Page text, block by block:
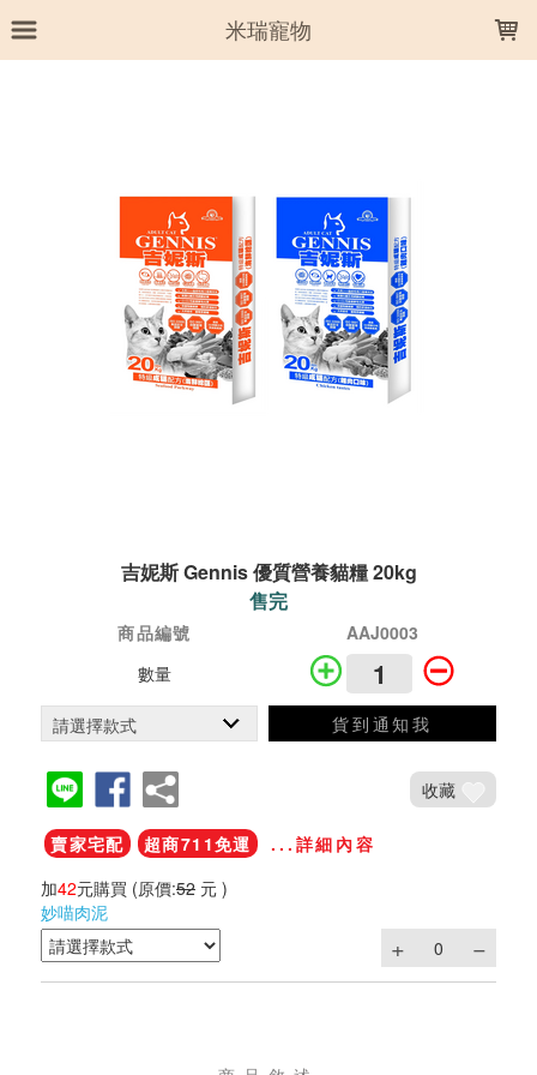
米瑞寵物
吉妮斯 Gennis 優質營養貓糧 20kg
售完
商品編號
AAJ0003
數量
貨到通知我
收藏
賣家宅配 超商711免運
...詳細內容
加42元購買 (原價:52 元 )
妙喵肉泥